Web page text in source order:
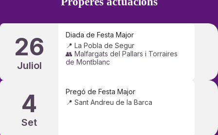
26
Juliol
Diada de Festa Major
📍 La Pobla de Segur
👥 Malfargats del Pallars i Torraires
de Montblanc
4
Set
Pregó de Festa Major
📍 Sant Andreu de la Barca